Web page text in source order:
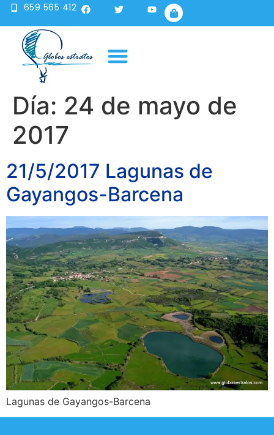
659 565 412
Día: 24 de mayo de
2017
21/5/2017 Lagunas de
Gayangos-Barcena
Lagunas de Gayangos-Barcena